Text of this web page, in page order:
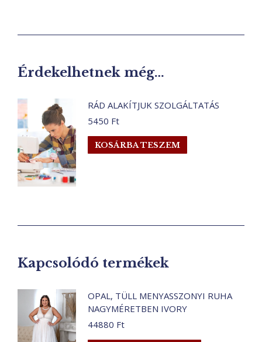
Érdekelhetnek még…
RÁD ALAKÍTJUK SZOLGÁLTATÁS
5450 Ft
KOSÁRBA TESZEM
Kapcsolódó termékek
OPAL, TÜLL MENYASSZONYI RUHA
NAGYMÉRETBEN IVORY
44880 Ft